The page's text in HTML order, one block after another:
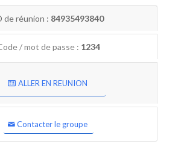
de réunion : 84935493840
/ mot de passe : 1234
ALLER EN REUNION
Contacter le groupe